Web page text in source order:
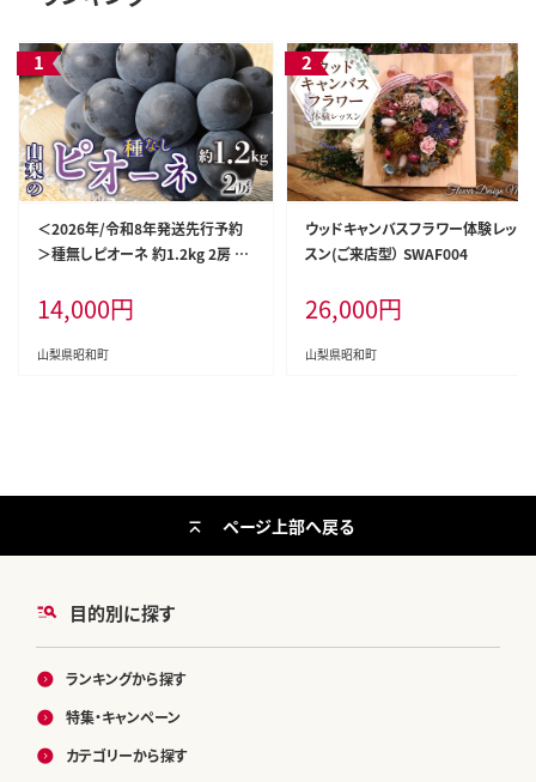
＜2026年/令和8年発送先行予約
＞種無しピオーネ 約1.2kg 2房 S
14,000円
山梨県昭和町
ウッドキャンバスフラワー体験レッ
スン(ご来店型） SWAF004
26,000円
山梨県昭和町
目的別に探す
ランキングから探す
特集・キャンペーン
カテゴリーから探す
ページ上部へ戻る